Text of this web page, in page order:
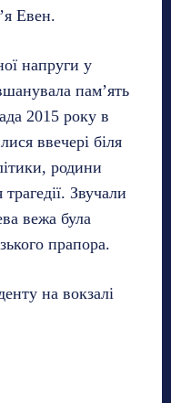
Евен.
напруги у
пам’ять
2015 року в
ввечері біля
родини
Звучали
вежа була
прапора.
на вокзалі